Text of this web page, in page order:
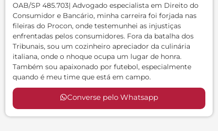
OAB/SP 485.703| Advogado especialista em Direito do
Consumidor e Bancário, minha carreira foi forjada nas
fileiras do Procon, onde testemunhei as injustiças
enfrentadas pelos consumidores. Fora da batalha dos
Tribunais, sou um cozinheiro apreciador da culinária
italiana, onde o nhoque ocupa um lugar de honra.
Também sou apaixonado por futebol, especialmente
quando é meu time que está em campo.
Converse pelo Whatsapp